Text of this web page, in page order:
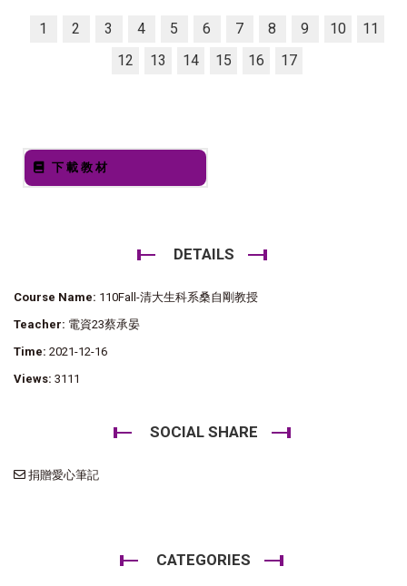
1 2 3 4 5 6 7 8 9 10
11
12
13 14 15 16 17
下載教材
DETAILS
Course Name: 110Fall-清大生科系桑自剛教授
Teacher: 電資23蔡承晏
Time: 2021-12-16
Views: 3111
SOCIAL SHARE
捐贈愛心筆記
CATEGORIES